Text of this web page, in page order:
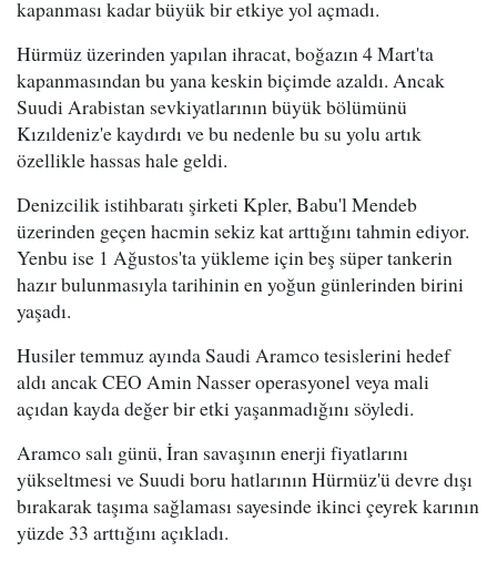
kapanması kadar büyük bir etkiye yol açmadı.
Hürmüz üzerinden yapılan ihracat, boğazın 4 Mart'ta
kapanmasından bu yana keskin biçimde azaldı. Ancak
Suudi Arabistan sevkiyatlarının büyük bölümünü
Kızıldeniz'e kaydırdı ve bu nedenle bu su yolu artık
özellikle hassas hale geldi.
Denizcilik istihbaratı şirketi Kpler, Babu'l Mendeb
üzerinden geçen hacmin sekiz kat arttığını tahmin ediyor.
Yenbu ise 1 Ağustos'ta yükleme için beş süper tankerin
hazır bulunmasıyla tarihinin en yoğun günlerinden birini
yaşadı.
Husiler temmuz ayında Saudi Aramco tesislerini hedef
aldı ancak CEO Amin Nasser operasyonel veya mali
açıdan kayda değer bir etki yaşanmadığını söyledi.
Aramco salı günü, İran savaşının enerji fiyatlarını
yükseltmesi ve Suudi boru hatlarının Hürmüz'ü devre dışı
bırakarak taşıma sağlaması sayesinde ikinci çeyrek karının
yüzde 33 arttığını açıkladı.